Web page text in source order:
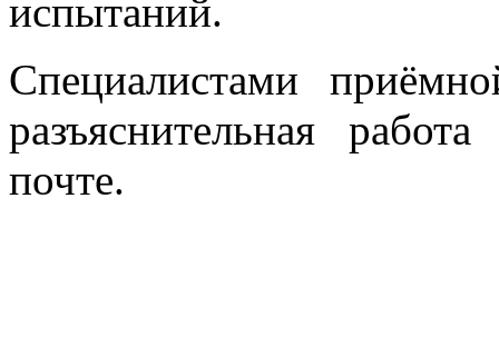
испытаний.
Специалистами
разъяснительная
почте.